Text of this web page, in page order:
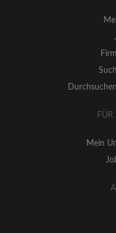
FÜR
Mein